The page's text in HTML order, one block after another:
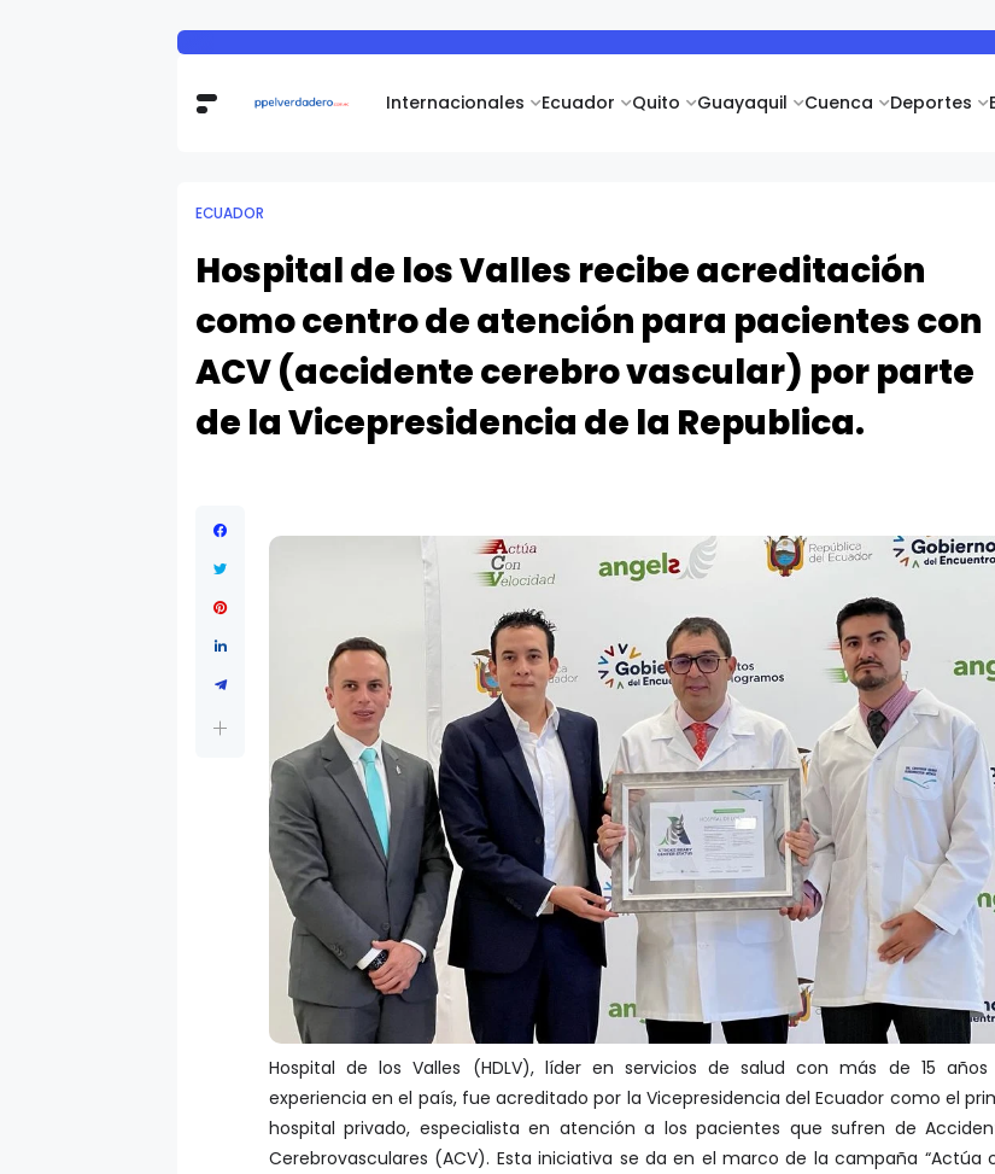
Internacionales Ecuador Quito Guayaquil Cuenca Deportes
ECUADOR
Hospital de los Valles recibe acreditación
como centro de atención para pacientes con
ACV (accidente cerebro vascular) por parte
de la Vicepresidencia de la Republica.
Hospital de los Valles (HDLV), líder en servicios de salud con más de 15 años
experiencia en el país, fue acreditado por la Vicepresidencia del Ecuador como el
hospital privado, especialista en atención a los pacientes que sufren de
Cerebrovasculares (ACV). Esta iniciativa se da en el marco de la campaña “Actúa